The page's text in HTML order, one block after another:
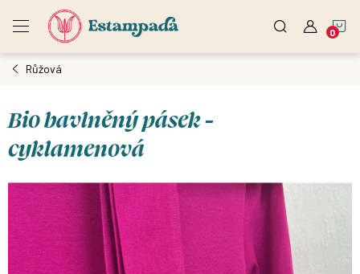
Růžová
Bio bavlněný pásek -
cyklamenová